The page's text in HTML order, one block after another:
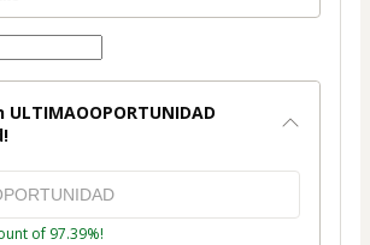
ULTIMAOOPORTUNIDAD
of 97.39%!